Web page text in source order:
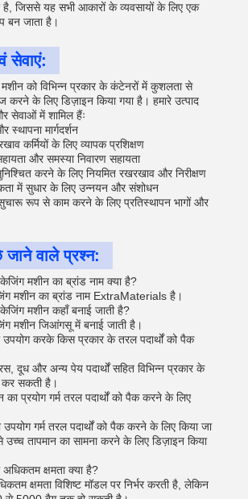
है, जिससे यह सभी आकारों के व्यवसायों के लिए एक
बन जाता है।
सेवाएं:
को विभिन्न प्रकार के कंटेनरों में कुशलता से
करने के लिए डिज़ाइन किया गया है। हमारे उत्पाद
सेवाओं में शामिल हैंः
स्थापना मार्गदर्शन
कर्मियों के लिए व्यापक प्रशिक्षण
और समस्या निवारण सहायता
करने के लिए नियमित रखरखाव और निरीक्षण
में सुधार के लिए उन्नयन और संशोधन
रूप से काम करने के लिए प्रतिस्थापन भागों और
वाले प्रश्न:
मशीन का ब्रांड नाम क्या है?
मशीन का ब्रांड नाम ExtraMaterials है।
मशीन कहाँ बनाई जाती है?
मशीन जिआंगसू में बनाई जाती है।
करके किस प्रकार के तरल पदार्थों को पैक
दूध और अन्य पेय पदार्थों सहित विभिन्न प्रकार के
कर सकती है।
का प्रयोग गर्म तरल पदार्थों को पैक करने के लिए
गर्म तरल पदार्थों को पैक करने के लिए किया जा
तापमान का सामना करने के लिए डिज़ाइन किया
क्षमता क्या है?
क्षमता विशिष्ट मॉडल पर निर्भर करती है, लेकिन